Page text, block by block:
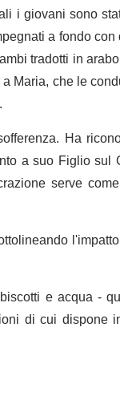
i giovani sono
a fondo
tradotti in
Maria, che le
Ha
a suo Figlio sul
serve
e acqua -
di cui dispone